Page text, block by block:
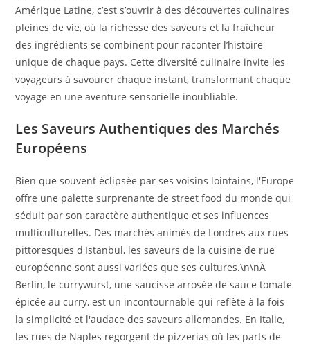
Amérique Latine, c’est s’ouvrir à des découvertes culinaires
pleines de vie, où la richesse des saveurs et la fraîcheur
des ingrédients se combinent pour raconter l’histoire
unique de chaque pays. Cette diversité culinaire invite les
voyageurs à savourer chaque instant, transformant chaque
voyage en une aventure sensorielle inoubliable.
Les Saveurs Authentiques des Marchés
Européens
Bien que souvent éclipsée par ses voisins lointains, l'Europe
offre une palette surprenante de street food du monde qui
séduit par son caractère authentique et ses influences
multiculturelles. Des marchés animés de Londres aux rues
pittoresques d'Istanbul, les saveurs de la cuisine de rue
européenne sont aussi variées que ses cultures.\n\nÀ
Berlin, le currywurst, une saucisse arrosée de sauce tomate
épicée au curry, est un incontournable qui reflète à la fois
la simplicité et l'audace des saveurs allemandes. En Italie,
les rues de Naples regorgent de pizzerias où les parts de